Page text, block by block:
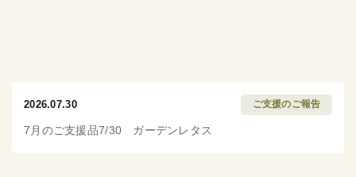
2026.07.30 ご支援のご報告
7月のご支援品7/30 ガーデンレタス